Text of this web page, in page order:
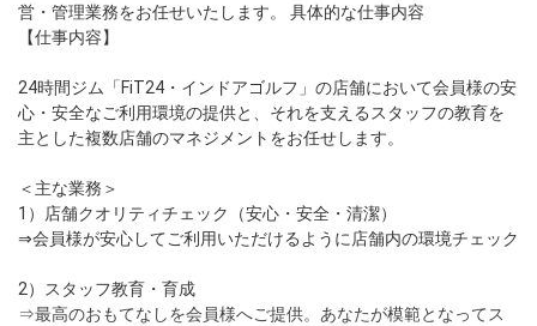
dodaの使い方は？
今の仕事を続けるべき？
ヘルプ サイトマップ
営・管理業務をお任せいたします。 具体的な仕事内容
【仕事内容】
24時間ジム「FiT24・インドアゴルフ」の店舗において会員様の安
心・安全なご利用環境の提供と、それを支えるスタッフの教育を
主とした複数店舗のマネジメントをお任せします。
＜主な業務＞
1）店舗クオリティチェック（安心・安全・清潔）
⇒会員様が安心してご利用いただけるように店舗内の環境チェック
2）スタッフ教育・育成
⇒最高のおもてなしを会員様へご提供。あなたが模範となってス